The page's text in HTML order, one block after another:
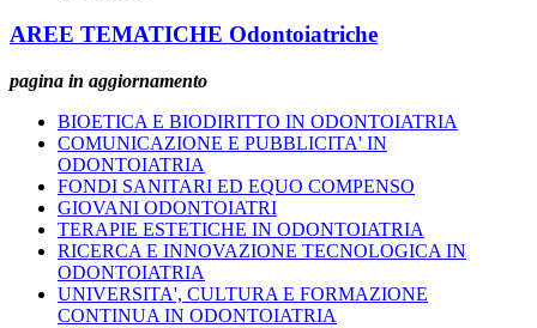
AREE TEMATICHE Odontoiatriche
pagina in aggiornamento
BIOETICA E BIODIRITTO IN ODONTOIATRIA
COMUNICAZIONE E PUBBLICITA' IN
ODONTOIATRIA
FONDI SANITARI ED EQUO COMPENSO
GIOVANI ODONTOIATRI
TERAPIE ESTETICHE IN ODONTOIATRIA
RICERCA E INNOVAZIONE TECNOLOGICA IN
ODONTOIATRIA
UNIVERSITA', CULTURA E FORMAZIONE
CONTINUA IN ODONTOIATRIA